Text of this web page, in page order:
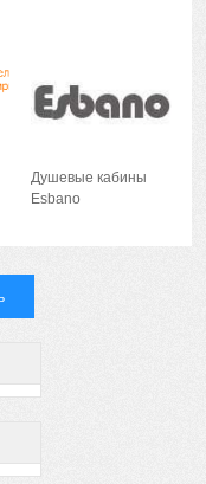
Душевые кабины
Esbano